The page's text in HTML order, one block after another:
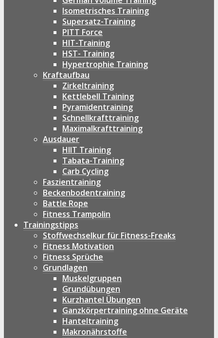
Isometrisches Training
Supersatz-Training
PITT Force
HIT-Training
HST- Training
Hypertrophie Training
Kraftaufbau
Zirkeltraining
Kettlebell Training
Pyramidentraining
Schnellkrafttraining
Maximalkrafttraining
Ausdauer
HIIT Training
Tabata-Training
Carb Cycling
Faszientraining
Beckenbodentraining
Battle Rope
Fitness Trampolin
Trainingstipps
Stoffwechselkur für Fitness-Freaks
Fitness Motivation
Fitness Sprüche
Grundlagen
Muskelgruppen
Grundübungen
Kurzhantel Übungen
Ganzkörpertraining ohne Geräte
Hanteltraining
Makronährstoffe